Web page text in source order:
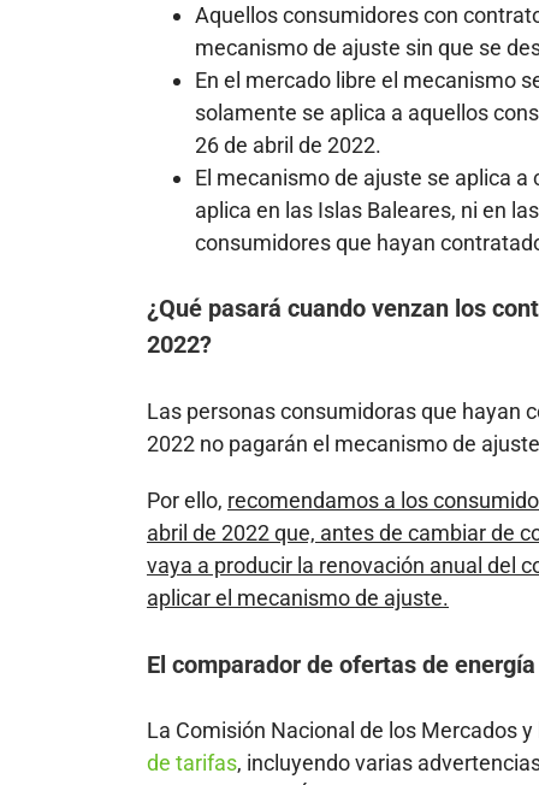
Aquellos consumidores con
mecanismo de ajuste sin que se
En el mercado libre el mecanismo
solamente se aplica a aquellos
26 de abril de 2022.
El mecanismo de ajuste se aplica
aplica en las Islas Baleares, ni en
consumidores que hayan
¿Qué pasará cuando venzan los
2022?
Las personas consumidoras que hayan
2022 no pagarán el mecanismo de
Por ello, recomendamos a los
abril de 2022 que, antes de cambiar de
vaya a producir la renovación anual del
aplicar el mecanismo de ajuste.
El comparador de ofertas de
La Comisión Nacional de los Mercados
de tarifas, incluyendo varias